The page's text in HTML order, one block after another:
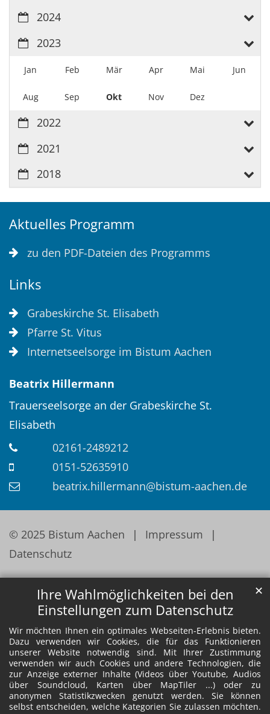
Ihre Wahlmöglichkeiten bei den
Einstellungen zum Datenschutz
Wir möchten Ihnen ein optimales Webseiten-Erlebnis bieten.
Dazu verwenden wir Cookies, die für das Funktionieren
unserer Website notwendig sind. Mit Ihrer Zustimmung
verwenden wir auch Cookies und andere Technologien, die
zur Anzeige externer Inhalte (Videos über Youtube, Audios
über Soundcloud, Karten über MapTiler ...) oder zu
anonymen Statistikzwecken genutzt werden. Sie können
selbst entscheiden, welche Kategorien Sie zulassen möchten.
✕
2024
2023
Jan Feb Mär Apr Mai Jun
Aug Sep Okt Nov Dez
2022
2021
2018
Aktuelles Programm
zu den PDF-Dateien des Programms
Links
Grabeskirche St. Elisabeth
Pfarre St. Vitus
Internetseelsorge im Bistum Aachen
Beatrix Hillermann
Trauerseelsorge an der Grabeskirche St.
Elisabeth
02161-2489212
0151-52635910
beatrix.hillermann@bistum-aachen.de
© 2025 Bistum Aachen
Impressum
Datenschutz